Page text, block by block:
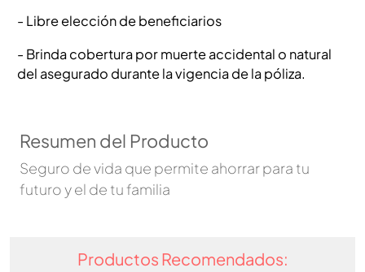
- Libre elección de beneficiarios
- Brinda cobertura por muerte accidental o natural
del asegurado durante la vigencia de la póliza.
Resumen del Producto
Seguro de vida que permite ahorrar para tu
futuro y el de tu familia
Productos Recomendados: